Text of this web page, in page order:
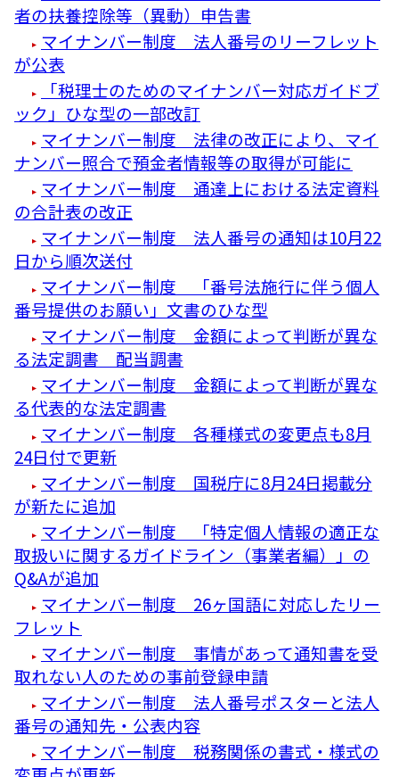
者の扶養控除等（異動）申告書
マイナンバー制度 法人番号のリーフレット
が公表
「税理士のためのマイナンバー対応ガイドブ
ック」ひな型の一部改訂
マイナンバー制度 法律の改正により、マイ
ナンバー照合で預金者情報等の取得が可能に
マイナンバー制度 通達上における法定資料
の合計表の改正
マイナンバー制度 法人番号の通知は10月22
日から順次送付
マイナンバー制度 「番号法施行に伴う個人
番号提供のお願い」文書のひな型
マイナンバー制度 金額によって判断が異な
る法定調書 配当調書
マイナンバー制度 金額によって判断が異な
る代表的な法定調書
マイナンバー制度 各種様式の変更点も8月
24日付で更新
マイナンバー制度 国税庁に8月24日掲載分
が新たに追加
マイナンバー制度 「特定個人情報の適正な
取扱いに関するガイドライン（事業者編）」の
Q&Aが追加
マイナンバー制度 26ヶ国語に対応したリー
フレット
マイナンバー制度 事情があって通知書を受
取れない人のための事前登録申請
マイナンバー制度 法人番号ポスターと法人
番号の通知先・公表内容
マイナンバー制度 税務関係の書式・様式の